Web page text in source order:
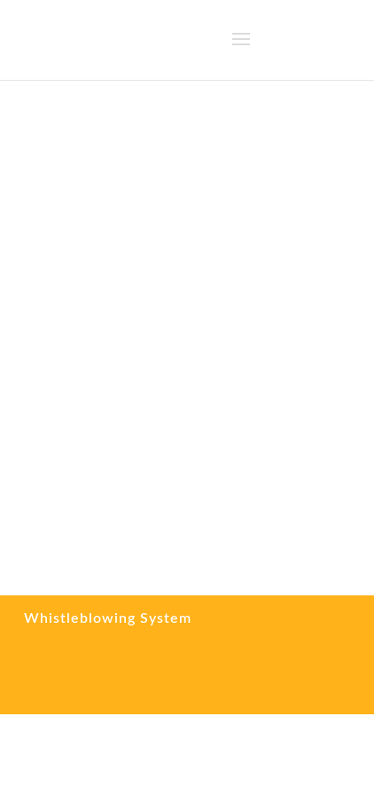
Whistleblowing System